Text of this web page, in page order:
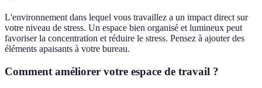
L'environnement dans lequel vous travaillez a un impact direct sur
votre niveau de stress. Un espace bien organisé et lumineux peut
favoriser la concentration et réduire le stress. Pensez à ajouter des
éléments apaisants à votre bureau.
Comment améliorer votre espace de travail ?